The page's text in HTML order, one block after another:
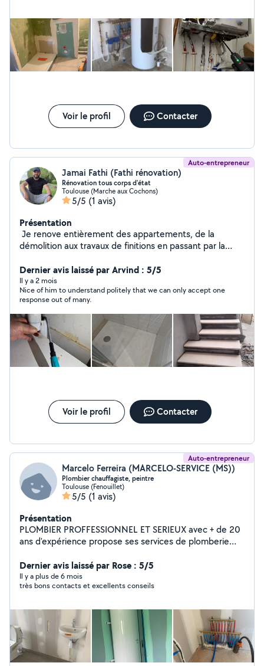
Voir le profil Contacter
Auto-entrepreneur
Jamai Fathi (Fathi rénovation)
Rénovation tous corps d'état
Toulouse (Marche aux Cochons)
5/5 (1 avis)
Présentation
Je renove entièrement des appartements, de la
démolition aux travaux de finitions en passant par la
l'aménagement qui vous plaira. Je reste disponible et
prêt à travailler pour vous. N'hésitez pas à m'appeler ou
de renseignements supplémentaires..., Voilà mon site
web personnel ( fathi-renovation98)
Dernier avis laissé par Arvind : 5/5
Il y a 2 mois
Nice of him to understand politely that we can only accept one
response out of many.
Voir le profil Contacter
Auto-entrepreneur
Marcelo Ferreira (MARCELO-SERVICE (MS))
Plombier chauffagiste, peintre
Toulouse (Fenouillet)
5/5 (1 avis)
Présentation
PLOMBIER PROFFESSIONNEL ET SERIEUX avec + de 20
ans d'expérience propose ses services de plomberie
GRATUIT *DEPLACEMENT OFFERT *INTERVENTION
TOULOUSE ET AGGLOMERATION DANS UN RAYON DE
30 KM MARCELO SERVICE La Solution Avant Tout!
N'hésitez pas à me contacter et me laisser un message
vocal ou un SMS. Si jamais je loupe votre appel
PROBLEME DE CANALISATION BOUCHEE ?
INTERVENTION RAPIDE PLOMBIER QUALIFIER ET AVEC
DE NOMBREUSE ANNEE D'EXPERIENCE ***
Dernier avis laissé par Rose : 5/5
Il y a plus de 6 mois
très bons contacts et excellents conseils